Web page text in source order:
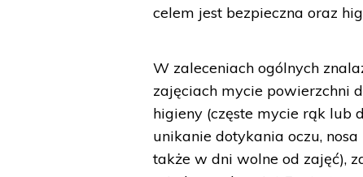
celem jest bezpieczna oraz
W zaleceniach ogólnych
zajęciach mycie powierzchni
higieny (częste mycie rąk lub
unikanie dotykania oczu,
także w dni wolne od zajęć),